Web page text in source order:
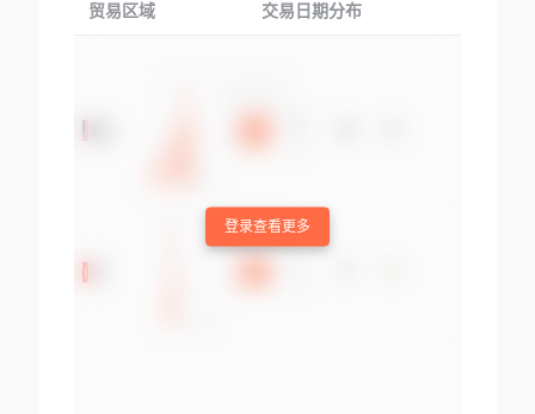
贸易区域 交易日期分布
登录查看更多